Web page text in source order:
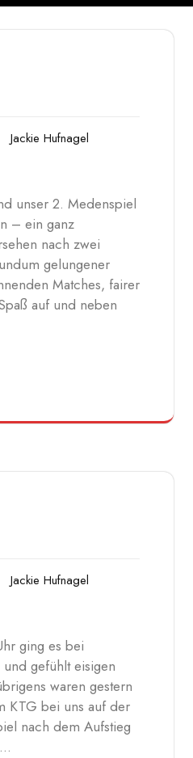
Jackie Hufnagel
unser 2. Medenspiel
– ein ganz
nach zwei
gelungener
Matches, fairer
auf und neben
Jackie Hufnagel
ging es bei
gefühlt eisigen
waren gestern
KTG bei uns auf der
nach dem Aufstieg